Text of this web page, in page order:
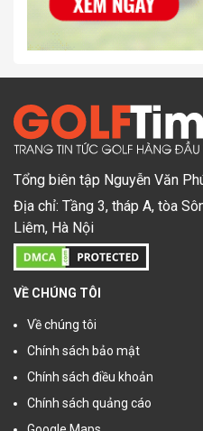
Tổng biên tập Nguyễn Văn
Địa chỉ: Tầng 3, tháp A, tòa
Liêm, Hà Nội
VỀ CHÚNG TÔI
Về chúng tôi
Chính sách bảo mật
Chính sách điều khoản
Chính sách quảng cáo